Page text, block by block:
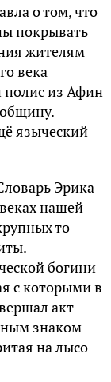
о том, что
покрывать
жителям
века
полис из Афин
языческий
Эрика
нашей
то
богини
с которыми в
акт
знаком
на лысо